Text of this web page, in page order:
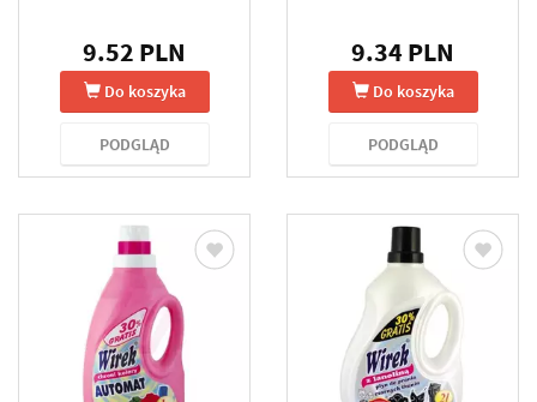
9.52 PLN
Do koszyka
PODGLĄD
9.34 PLN
Do koszyka
PODGLĄD